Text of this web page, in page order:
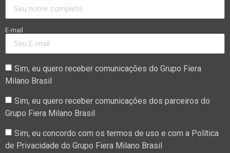
E-mail
Sim, eu quero receber comunicações do Grupo Fiera
Milano Brasil
Sim, eu quero receber comunicações dos parceiros do
Grupo Fiera Milano Brasil
Sim, eu concordo com os termos de uso e com a Política
de Privacidade do Grupo Fiera Milano Brasil